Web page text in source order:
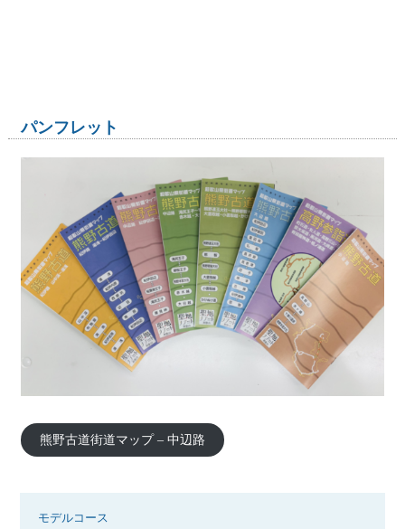
パンフレット
熊野古道街道マップ – 中辺路
モデルコース